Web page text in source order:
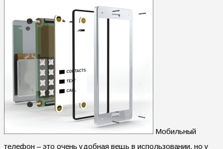
Мобильный
телефон – это очень удобная вещь в использовании, но у